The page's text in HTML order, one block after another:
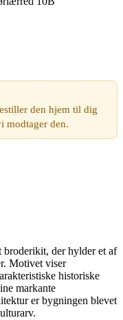
den hjem til dig
modtager den.
der hylder et af
Motivet viser
historiske
markante
er bygningen blevet